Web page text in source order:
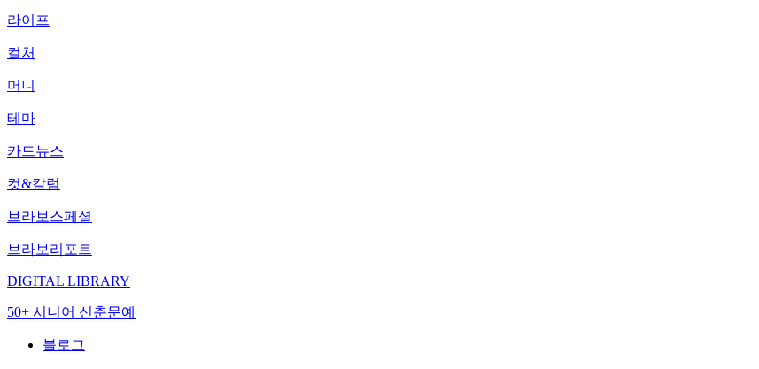
라이프
컬처
머니
테마
카드뉴스
컷&칼럼
브라보스페셜
브라보리포트
DIGITAL LIBRARY
50+ 시니어 신춘문예
블로그